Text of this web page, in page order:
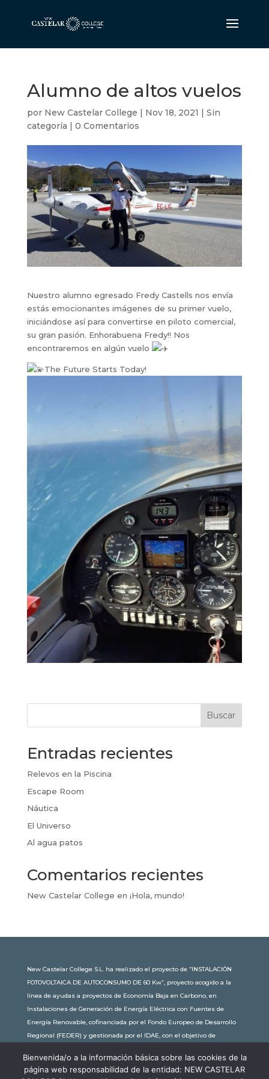
Alumno de altos vuelos
por New Castelar College | Nov 18, 2021 | Sin
categoría | 0 Comentarios
Nuestro alumno egresado Fredy Castells nos envía
estás emocionantes imágenes de su primer vuelo,
iniciándose así para convertirse en piloto comercial,
su gran pasión. Enhorabuena Fredy!! Nos
encontraremos en algún vuelo
The Future Starts Today!
Buscar
Entradas recientes
Relevos en la Piscina
Escape Room
Náutica
El Universo
Al agua patos
Comentarios recientes
New Castelar College en ¡Hola, mundo!
New Castelar College S.L. ha realizado el proyecto de “INSTALACIÓN
FOTOVOLTAICA DE AUTOCONSUMO DE 60 Kw”, proyecto acogido a la
línea de ayudas a proyectos de Economía Baja en Carbono, en
Instalaciones de Generación de Energía Eléctrica con Fuentes de
Energía Renovable, cofinanciada por el Fondo Europeo de Desarrollo
Regional (FEDER) y gestionada por el IDAE, con el objetivo de
subvención de 30.245,63€. Con una potencia instalada de 60kW, la
comunidad educativa de New Castelar ahorra al planeta 34,79
Bienvenida/o a la información básica sobre las cookies de la
página web responsabilidad de la entidad: NEW CASTELAR